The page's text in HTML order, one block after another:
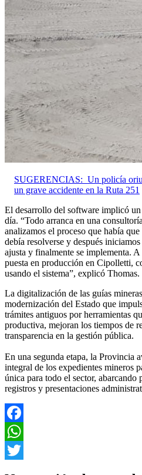
SUGERENCIAS: Un policía
un grave accidente en la Ruta 251
El desarrollo del software implicó
día. “Todo arranca en una
analizamos el proceso que había
debía resolverse y después
ajusta y finalmente se implementa.
puesta en producción en Cipolletti,
usando el sistema”, explicó Thomas.
La digitalización de las guías
modernización del Estado que
trámites antiguos por herramientas
productiva, mejoran los tiempos de
transparencia en la gestión pública.
En una segunda etapa, la Provincia
integral de los expedientes mineros
única para todo el sector, abarcando
registros y presentaciones
Facebook
WhatsApp